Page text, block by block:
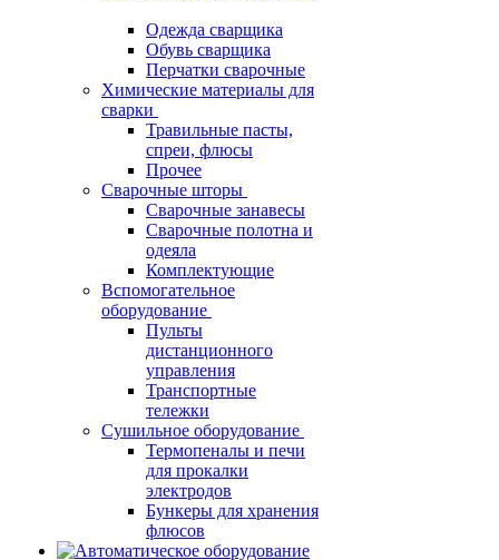
Одежда сварщика
Обувь сварщика
Перчатки сварочные
Химические материалы для
сварки
Травильные пасты,
спреи, флюсы
Прочее
Сварочные шторы
Сварочные занавесы
Сварочные полотна и
одеяла
Комплектующие
Вспомогательное
оборудование
Пульты
дистанционного
управления
Транспортные
тележки
Сушильное оборудование
Термопеналы и печи
для прокалки
электродов
Бункеры для хранения
флюсов